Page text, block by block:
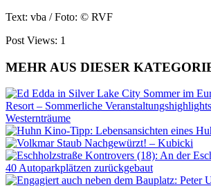
Text: vba / Foto: © RVF
Post Views: 1
MEHR AUS DIESER
Sommer im
Resort – Sommerliche
Westernträume
Kino-Tipp: Lebensansichten eines
Nachgewürzt! – Kubicki
Kontrovers (18): An der
40 Autoparkplätzen zurückgebaut